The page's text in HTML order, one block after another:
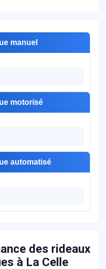
manuel
motorisé
automatisé
des rideaux
à La Celle